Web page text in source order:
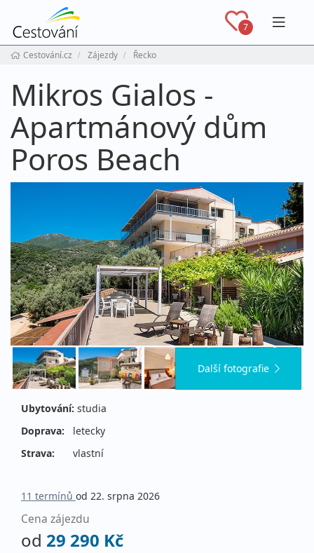
7
Cestování.cz Zájezdy Řecko
Mikros Gialos -
Apartmánový dům
Poros Beach
Další fotografie
Ubytování: studia
Doprava:
letecky
Strava:
vlastní
11 termínů od 22. srpna 2026
Cena zájezdu
od 29 290 Kč